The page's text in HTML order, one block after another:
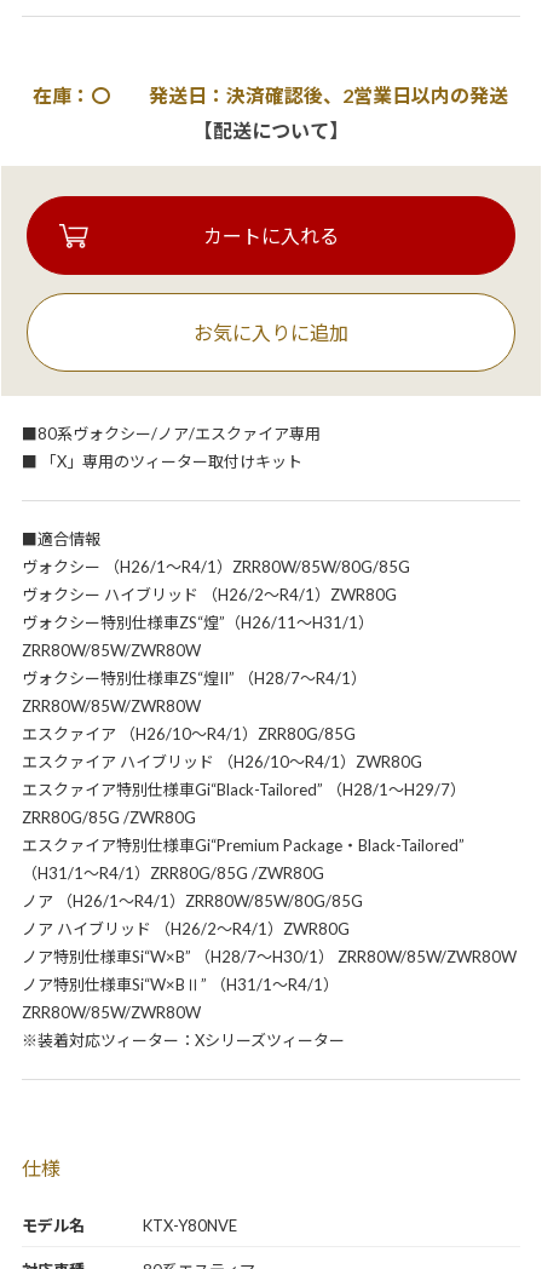
モデル名 KTX-Y80NVE
在庫：〇 発送日：決済確認後、2営業日以内の発送
【配送について】
お気に入りに追加
■80系ヴォクシー/ノア/エスクァイア専用
■ 「X」専用のツィーター取付けキット
■適合情報
ヴォクシー （H26/1～R4/1）ZRR80W/85W/80G/85G
ヴォクシー ハイブリッド （H26/2～R4/1）ZWR80G
ヴォクシー特別仕様車ZS“煌”（H26/11～H31/1）
ZRR80W/85W/ZWR80W
ヴォクシー特別仕様車ZS“煌II” （H28/7～R4/1）
ZRR80W/85W/ZWR80W
エスクァイア （H26/10～R4/1）ZRR80G/85G
エスクァイア ハイブリッド （H26/10～R4/1）ZWR80G
エスクァイア特別仕様車Gi“Black-Tailored” （H28/1～H29/7）
ZRR80G/85G /ZWR80G
エスクァイア特別仕様車Gi“Premium Package・Black-Tailored”
（H31/1～R4/1）ZRR80G/85G /ZWR80G
ノア （H26/1～R4/1）ZRR80W/85W/80G/85G
ノア ハイブリッド （H26/2～R4/1）ZWR80G
ノア特別仕様車Si“W×B” （H28/7～H30/1） ZRR80W/85W/ZWR80W
ノア特別仕様車Si“W×BⅡ” （H31/1～R4/1）
ZRR80W/85W/ZWR80W
※装着対応ツィーター：Xシリーズツィーター
仕様